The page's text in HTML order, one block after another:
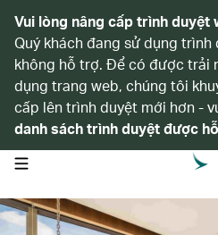
Vui lòng nâng cấp trình duyệt
Quý khách đang sử dụng
không hỗ trợ. Để có được trải
dụng trang web, chúng tôi
cấp lên trình duyệt mới hơn -
danh sách trình duyệt được
open navigation menu